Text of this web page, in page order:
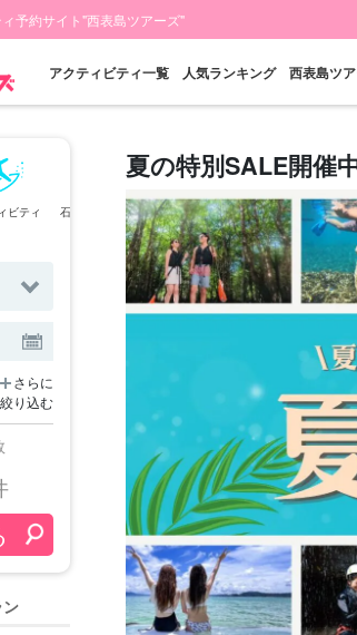
予約サイト"西表島ツアーズ"
アクティビティ一覧 人気ランキング 西表島ツ
ビティ
石垣島⇄西表島
当日予約OK
プラン
お得な割引
セットプラン
さらに
絞り込む
夏の特別SALE開催